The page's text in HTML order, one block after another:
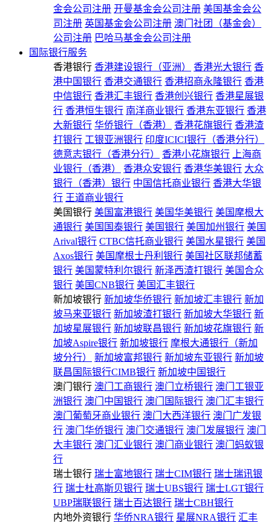
金会公司注册 开曼基金会公司注册 美国基金会公
司注册 英国基金会公司注册 澳门社团（基金会）
公司注册 巴哈马基金会公司注册
国际银行服务
香港银行 香港建设银行（亚洲） 香港光大银行 香
港中国银行 香港交通银行 香港招商永隆银行 香港
中信银行 香港汇丰银行 香港创兴银行 香港星展银
行 香港恒生银行 南洋商业银行 香港东亚银行 香港
大新银行 华侨银行（香港） 香港花旗银行 香港渣
打银行 工银亚洲银行 印度ICICI银行（香港分行）
德意志银行（香港分行）
香港小花旗银行
上海商
业银行（香港）
香港众安银行 香港华美银行 大众
银行（香港）银行 中国信托商业银行 香港大华银
行 王道商业银行
美国银行 美国富港银行 美国华美银行 美国摩根大
通银行 美国国泰银行 美国银行 美国加州银行 美国
Arival银行 CTBC信托商业银行 美国水星银行 美国
Axos银行 美国摩根士丹利银行 美国社区联邦储蓄
银行 美国蒙特利尔银行 新泽西渣打银行 美国合众
银行 美国CNB银行 美国汇丰银行
新加坡银行 新加坡华侨银行 新加坡汇丰银行 新加
坡马来亚银行 新加坡渣打银行 新加坡大华银行 新
加坡星展银行 新加坡联昌银行 新加坡花旗银行 新
加坡Aspire银行 新加坡银行 摩根大通银行（新加
坡分行）
新加坡富邦银行 新加坡东亚银行 新加坡
联昌国际银行CIMB银行 新加坡中国银行
澳门银行 澳门工商银行 澳门立桥银行 澳门工银亚
洲银行 澳门中国银行 澳门国际银行 澳门汇丰银行
澳门葡萄牙商业银行 澳门大西洋银行 澳门广发银
行 澳门华侨银行 澳门交通银行 澳门发展银行 澳门
大丰银行 澳门汇业银行 澳门商业银行 澳门蚂蚁银
行
瑞士银行 瑞士富地银行 瑞士CIM银行 瑞士瑞讯银
行 瑞士杜高斯贝银行 瑞士UBS银行 瑞士LGT银行
UBP瑞联银行 瑞士百达银行 瑞士CBH银行
内地外资银行 华侨NRA银行 星展NRA银行 汇丰